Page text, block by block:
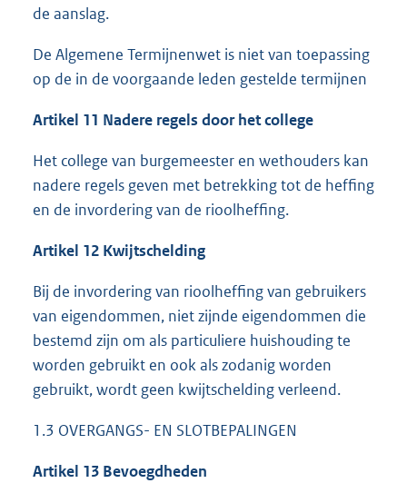
de aanslag.
De Algemene Termijnenwet is niet van toepassing
op de in de voorgaande leden gestelde termijnen
Artikel 11 Nadere regels door het college
Het college van burgemeester en wethouders kan
nadere regels geven met betrekking tot de heffing
en de invordering van de rioolheffing.
Artikel 12 Kwijtschelding
Bij de invordering van rioolheffing van gebruikers
van eigendommen, niet zijnde eigendommen die
bestemd zijn om als particuliere huishouding te
worden gebruikt en ook als zodanig worden
gebruikt, wordt geen kwijtschelding verleend.
1.3 OVERGANGS- EN SLOTBEPALINGEN
Artikel 13 Bevoegdheden